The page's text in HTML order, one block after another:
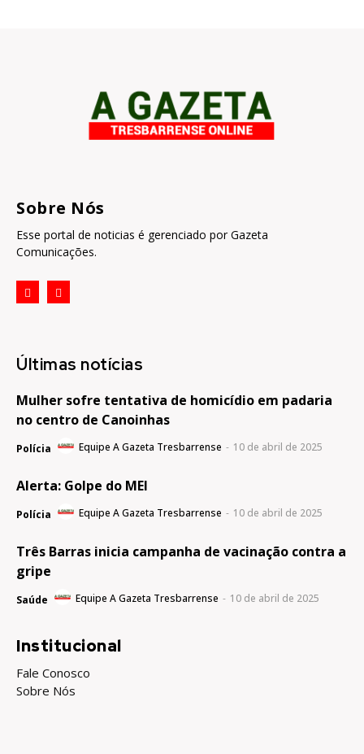
Sobre Nós
Esse portal de noticias é gerenciado por Gazeta
Comunicações.
Últimas notícias
Mulher sofre tentativa de homicídio em padaria
no centro de Canoinhas
Polícia Equipe A Gazeta Tresbarrense - 10 de abril de 2025
Alerta: Golpe do MEI
Polícia Equipe A Gazeta Tresbarrense - 10 de abril de 2025
Três Barras inicia campanha de vacinação contra a
gripe
Saúde Equipe A Gazeta Tresbarrense - 10 de abril de 2025
Institucional
Fale Conosco
Sobre Nós